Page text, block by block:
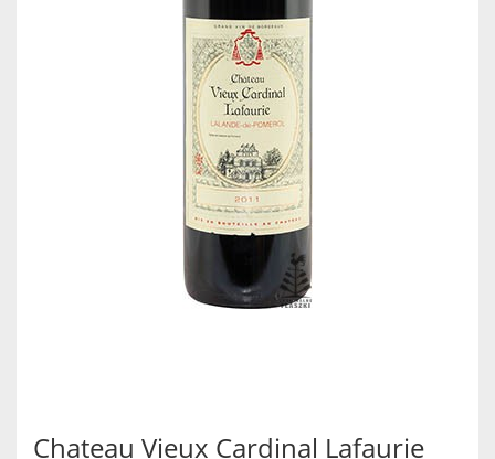
Chateau Vieux Cardinal Lafaurie